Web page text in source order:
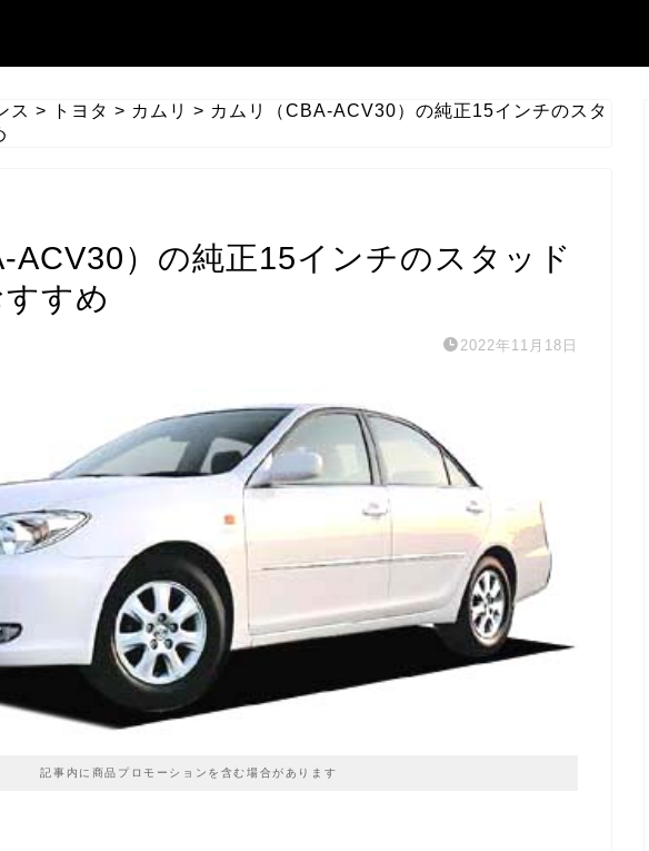
ス > トヨタ > カムリ > カムリ（CBA-ACV30）の純正15インチのスタ
ACV30）の純正15インチのスタッド
すめ
2022年11月18日
記事内に商品プロモーションを含む場合があります